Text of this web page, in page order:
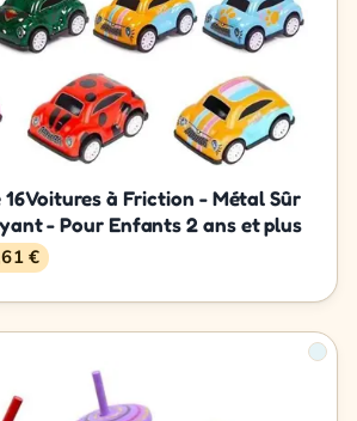
Voitures à Friction - Métal Sûr
- Pour Enfants 2 ans et plus
€